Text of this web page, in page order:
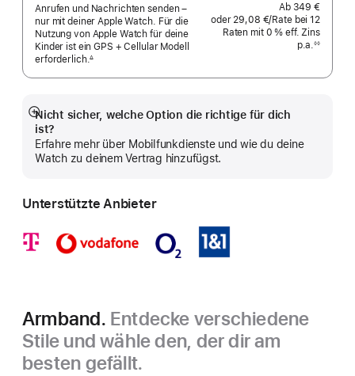
Anrufen und Nachrichten senden –
nur mit deiner Apple Watch. Für die
Nutzung von Apple Watch für deine
Kinder ist ein GPS + Cellular Modell
erforderlich.∆
Ab 349 €
oder 29,08 €/Rate pro
Rate
bei 12
Raten Raten
mit 0 % eff. Zins
p.a.eff.
◊◊
Nicht sicher, welche Option die richtige für dich
ist?
Erfahre mehr über Mobilfunkdienste und wie du deine
Watch zu deinem Vertrag hinzufügst.
Mehr
anzeigen
Unterstützte Anbieter
Armband. Entdecke verschiedene
Stile und wähle den, der dir am
besten gefällt.